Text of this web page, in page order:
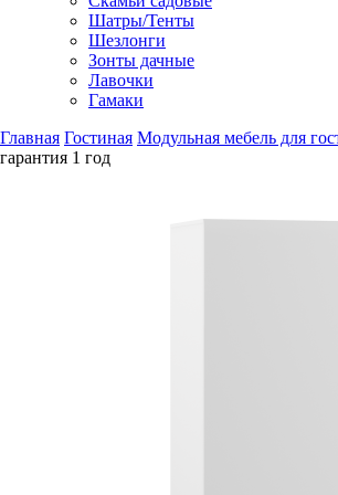
Шатры/Тенты
Шезлонги
Зонты дачные
Лавочки
Гамаки
Главная Гостиная Модульная мебель для
гарантия 1 год